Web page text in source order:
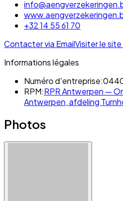
+32 14 55 61 70
Contacter via EmailVisiter le
Informations légales
Numéro d'entreprise:
RPM:RPR Antwerpen —
Antwerpen, afdeling
Photos